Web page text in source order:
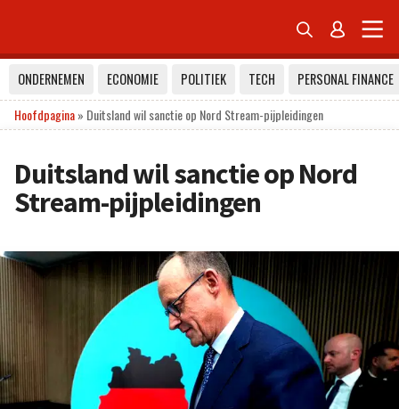
 
ONDERNEMEN ECONOMIE POLITIEK TECH
PERSONAL FINANCE
Hoofdpagina» Duitsland wil sanctie op Nord Stream-pijpleidingen
Duitsland wil sanctie op Nord
Stream-pijpleidingen